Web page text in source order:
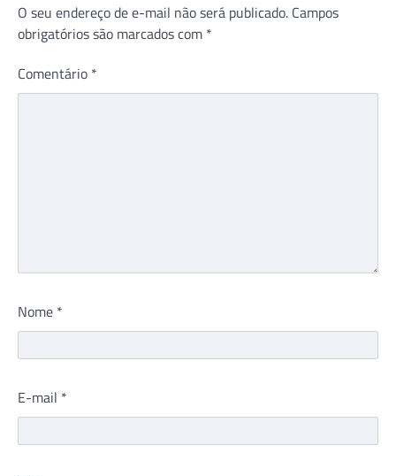
O seu endereço de e-mail não será publicado. Campos
obrigatórios são marcados com *
Comentário *
Nome *
E-mail *